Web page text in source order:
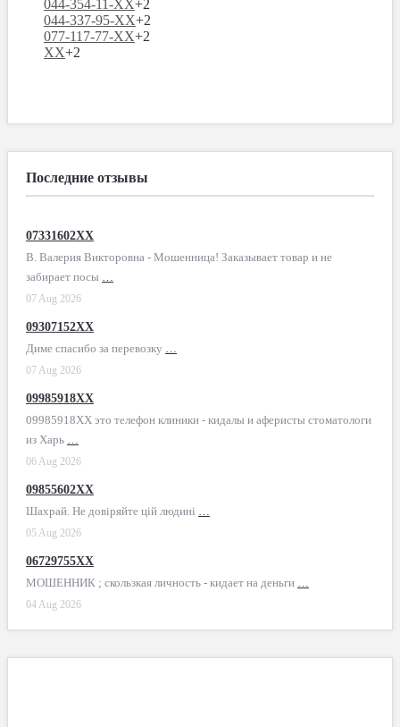
044-354-11-XX+2
044-337-95-XX+2
077-117-77-XX+2
XX+2
Последние отзывы
07331602XX
В. Валерия Викторовна - Мошенница! Заказывает товар и не
забирает посы …
07 Aug 2026
09307152XX
Диме спасибо за перевозку …
07 Aug 2026
09985918XX
09985918XX это телефон клиники - кидалы и аферисты стоматологи
из Харь …
06 Aug 2026
09855602XX
Шахрай. Не довіряйте цій людині …
05 Aug 2026
06729755XX
МОШЕННИК ; скользкая личность - кидает на деньги …
04 Aug 2026